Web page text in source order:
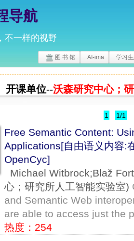
导航
不一样的视野
图 书 馆 AI-ima 学习
开课单位--沃森研究中心；
1 1/1
Free Semantic Content:
Applications[自由语义内容:
OpenCyc]
Michael Witbrock;Blaž
心；研究所人工智能实验室)
and Semantic Web
are able to access just the
热度：254